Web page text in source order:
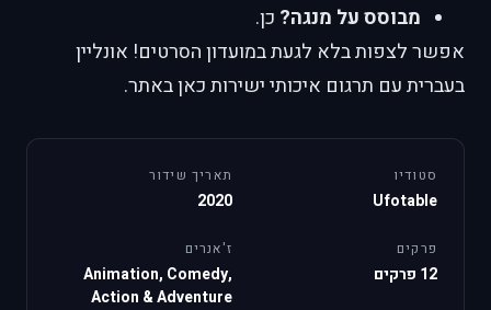
מבוסס על מנגה? כן.
אפשר לצפות בלא לגעת במועדון הסרטים! אונליין
בעברית עם תרגום איכותי ישירות כאן באתר.
סטודיו
Ufotable
תאריך שידור
2020
פרקים
12 פרקים
ז'אנרים
Animation, Comedy,
Action & Adventure